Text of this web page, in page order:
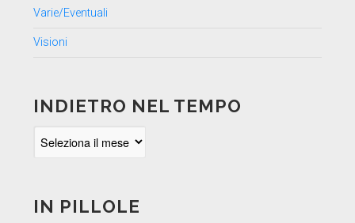
Varie/Eventuali
Visioni
INDIETRO NEL TEMPO
IN PILLOLE